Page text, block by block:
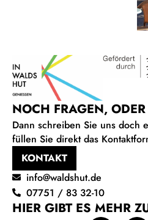
NOCH FRAGEN,
Dann schreiben Sie uns doch
füllen Sie direkt das
KONTAKT
info@waldshut.de
07751 / 83 32-10
HIER GIBT ES MEHR